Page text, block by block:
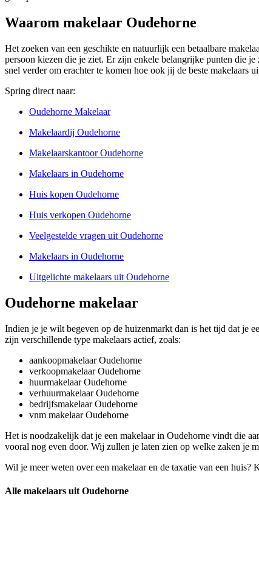
Waarom makelaar Oudehorne
Het zoeken van een geschikte en natuurlijk een betaalbare
persoon kiezen die je ziet. Er zijn enkele belangrijke punten die
snel verder om erachter te komen hoe ook jij de beste makelaars
Spring direct naar:
Oudehorne Makelaar
Makelaardij Oudehorne
Makelaarskantoor Oudehorne
Makelaars in Oudehorne
Huis kopen Oudehorne
Huis verkopen Oudehorne
Veelgestelde vragen uit Oudehorne
Makelaars in Oudehorne
Uitgelichte makelaars uit Oudehorne
Oudehorne makelaar
Indien je je wilt begeven op de huizenmarkt dan is het tijd dat je
zijn verschillende type makelaars actief, zoals:
aankoopmakelaar Oudehorne
verkoopmakelaar Oudehorne
huurmakelaar Oudehorne
verhuurmakelaar Oudehorne
bedrijfsmakelaar Oudehorne
vnm makelaar Oudehorne
Het is noodzakelijk dat je een makelaar in Oudehorne vindt die
vooral nog even door. Wij zullen je laten zien op welke zaken je
Wil je meer weten over een makelaar en de taxatie van een
Alle makelaars uit Oudehorne